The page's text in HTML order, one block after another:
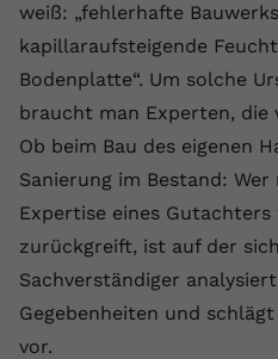
weiß: „fehlerhafte
kapillaraufsteigende
Bodenplatte“. Um solche
braucht man Experten, die
Ob beim Bau des eigenen
Sanierung im Bestand:
Expertise eines Gutachters
zurückgreift, ist auf der
Sachverständiger
Gegebenheiten und
vor.
Dieser von
registriert
gesehen hat.
yt-remote-
Anbieter Youtube.com